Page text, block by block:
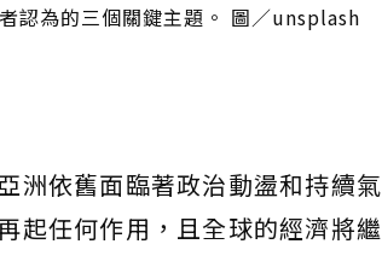
認為的三個關鍵主題。 圖／unsplash
洲依舊面臨著政治動盪和持續氣
起任何作用，且全球的經濟將繼